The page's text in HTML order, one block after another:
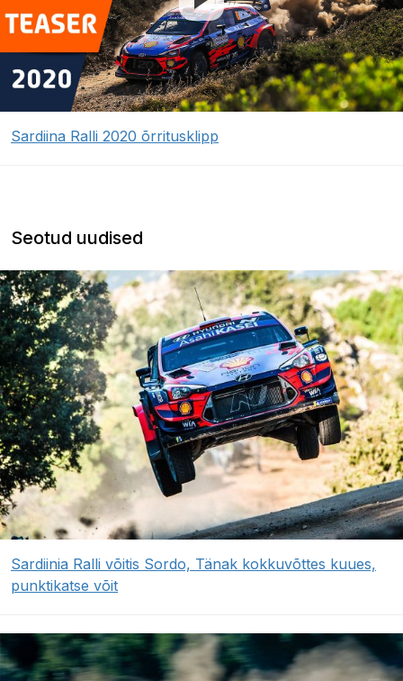
Sardiina Ralli 2020 õrritusklipp
Seotud uudised
Sardiinia Ralli võitis Sordo, Tänak kokkuvõttes kuues,
punktikatse võit